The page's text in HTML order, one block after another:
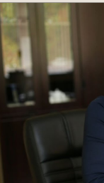
меню